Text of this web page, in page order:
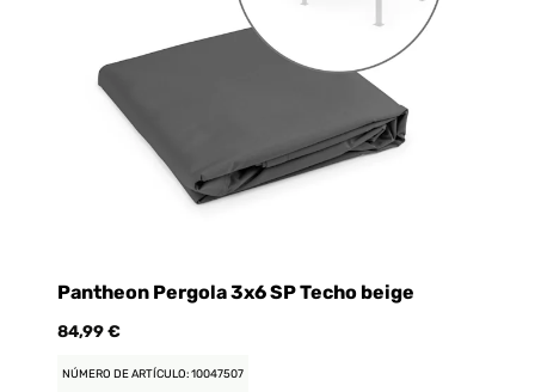
Pantheon Pergola 3x6 SP Techo beige
84,99 €
NÚMERO DE ARTÍCULO: 10047507